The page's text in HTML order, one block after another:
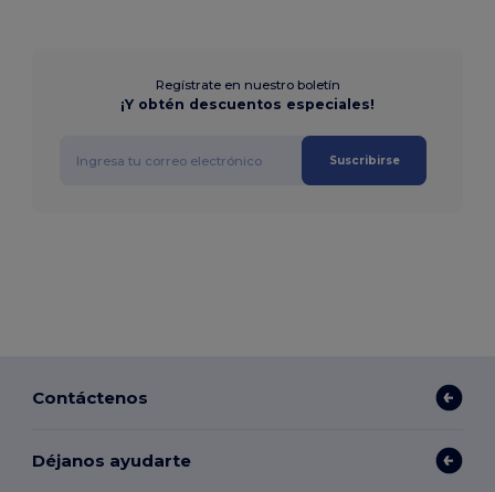
Regístrate en nuestro boletín
¡Y obtén descuentos especiales!
Suscribirse
Contáctenos
Déjanos ayudarte